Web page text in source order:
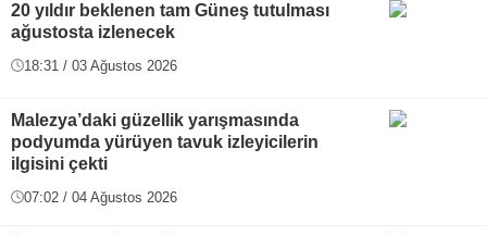
20 yıldır beklenen tam Güneş tutulması
ağustosta izlenecek
18:31 / 03 Ağustos 2026
Malezya’daki güzellik yarışmasında
podyumda yürüyen tavuk izleyicilerin
ilgisini çekti
07:02 / 04 Ağustos 2026